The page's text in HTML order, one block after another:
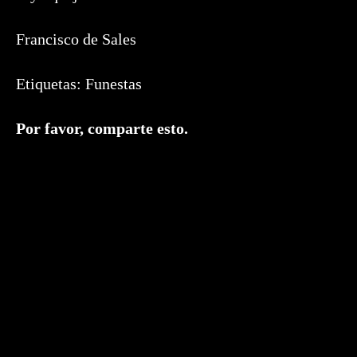
Francisco de Sales
Etiquetas: Funestas
Por favor, comparte esto.